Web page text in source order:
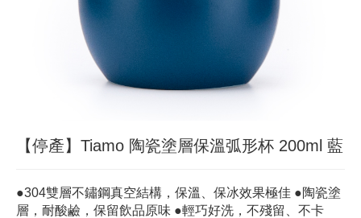
【停產】Tiamo 陶瓷塗層保溫弧形杯 200ml 藍
●304雙層不鏽鋼真空結構，保溫、保冰效果極佳 ●陶瓷塗
層，耐酸鹼，保留飲品原味 ●輕巧好洗，不殘留、不卡